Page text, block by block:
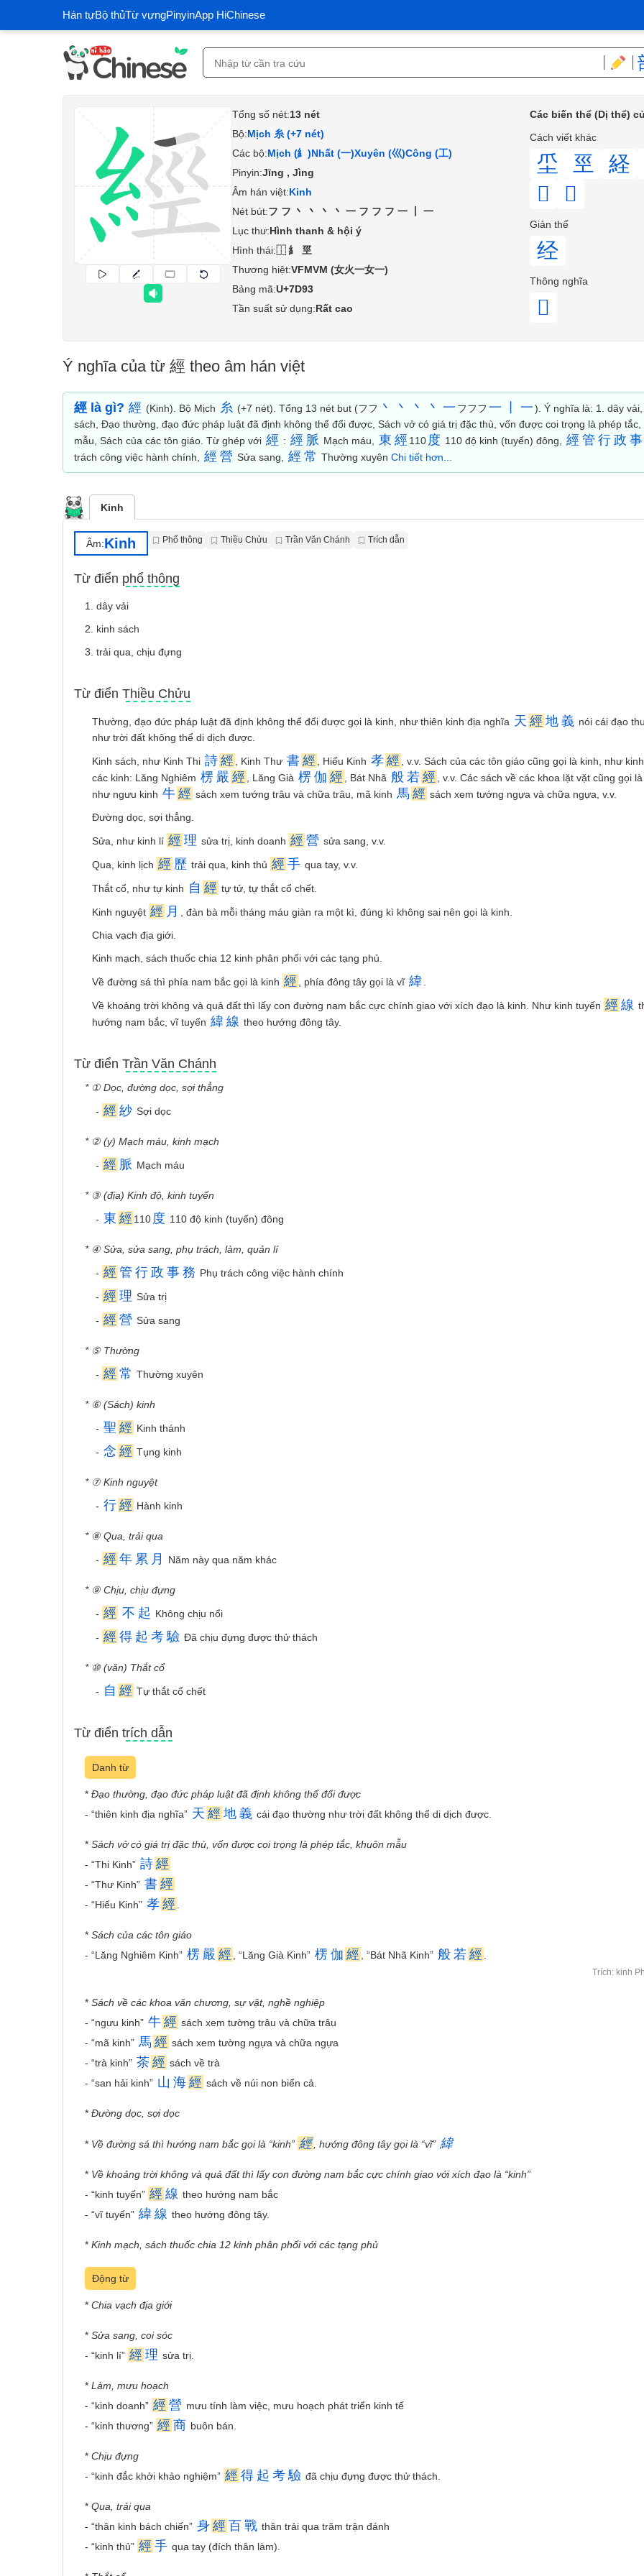
Hán tựBộ thủTừ vựngPinyinApp HiChinese
Tổng số nét:13 nét
Bộ:Mịch 糸 (+7 nét)
Các bộ:Mịch (糹)Nhất (一)Xuyên (巛)Công (工)
Pinyin:Jīng , Jìng
Âm hán việt:Kinh
Nét bút:フフ丶丶丶丶一フフフ一丨一
Lục thư:Hình thanh & hội ý
Hình thái:⿰糹巠
Thương hiệt:VFMVM (女火一女一)
Bảng mã:U+7D93
Tần suất sử dụng:Rất cao
Các biến thể (Dị thể)
Cách viết khác
坕 巠
経
𤔕
𦀰
Giản thể
经
Thông nghĩa
𦀇
Ý nghĩa của từ 經 theo âm hán việt
經 là gì? 經 (Kinh). Bộ Mịch 糸 (+7 nét). Tổng 13 nét but (フフ 丶 丶 丶 丶 一 フフフ一 一). Ý nghĩa là: 1. dây
sách, Đạo thường, đạo đức pháp luật đã định không thể đổi được, Sách vở có giá trị đặc thù, vốn được coi trọng là phép tắc,
mẫu, Sách của các tôn giáo. Từ ghép với 經 : 經 脈 Mạch máu, 東 經 110 度 110 độ kinh (tuyến) đông, 經 管 行 政 事
trách công việc hành chính, 經 營 Sửa sang, 經 常 Thường xuyên Chi tiết hơn...
Kinh
Âm:Kinh Phổ thông Thiều Chửu Trần Văn Chánh Trích dẫn
Từ điển phổ thông
1. dây vải
2. kinh sách
3. trải qua, chịu đựng
Từ điển Thiều Chửu
Thường, đạo đức pháp luật đã định không thể đổi được gọi là kinh, như thiên kinh địa nghĩa 天 經 地 義 nói cái đạo
như trời đất không thể di dịch được.
Kinh sách, như Kinh Thi 詩 經 , Kinh Thư 書 經 , Hiếu Kinh 孝 經
, v.v. Sách của các tôn giáo cũng gọi là kinh, như
các kinh: Lăng Nghiêm 楞 嚴 經 , Lăng Già 楞 伽 經 , Bát Nhã 般 若 經
, v.v. Các sách về các khoa lặt vặt cũng gọi
như ngưu kinh 牛 經 sách xem tướng trâu và chữa trâu, mã kinh 馬 經 sách xem tướng ngựa và chữa ngựa, v.v.
Ðường dọc, sợi thẳng.
Sửa, như kinh lí 經 理 sửa trị, kinh doanh 經 營 sửa sang, v.v.
Qua, kinh lịch 經 歷 trải qua, kinh thủ 經 手 qua tay, v.v.
Thắt cổ, như tự kinh 自 經 tự tử, tự thắt cổ chết.
Kinh nguyệt 經 月
, đàn bà mỗi tháng máu giàn ra một kì, đúng kì không sai nên gọi là kinh.
Chia vạch địa giới.
Kinh mạch, sách thuốc chia 12 kinh phân phối với các tạng phủ.
Về đường sá thì phía nam bắc gọi là kinh 經 , phía đông tây gọi là vĩ 緯
Về khoảng trời không và quả đất thì lấy con đường nam bắc cực chính giao với xích đạo là kinh. Như kinh tuyến 經 線
hướng nam bắc, vĩ tuyến 緯 線 theo hướng đông tây.
Từ điển Trần Văn Chánh
* ① Dọc, đường dọc, sợi thẳng
- 經 紗 Sợi dọc
* ② (y) Mạch máu, kinh mạch
- 經 脈 Mạch máu
* ③ (địa) Kinh độ, kinh tuyến
- 東 經 110 度 110 độ kinh (tuyến) đông
* ④ Sửa, sửa sang, phụ trách, làm, quản lí
- 經 管 行 政 事 務 Phụ trách công việc hành chính
- 經 理 Sửa trị
- 經 營 Sửa sang
* ⑤ Thường
- 經 常 Thường xuyên
* ⑥ (Sách) kinh
- 聖 經 Kinh thánh
- 念 經 Tụng kinh
* ⑦ Kinh nguyệt
- 行 經 Hành kinh
* ⑧ Qua, trải qua
- 經 年 累 月 Năm này qua năm khác
* ⑨ Chịu, chịu đựng
- 經 不 起 Không chịu nổi
- 經 得 起 考 驗 Đã chịu đựng được thử thách
* ⑩ (văn) Thắt cổ
- 自 經 Tự thắt cổ chết
Từ điển trích dẫn
Danh từ
* Đạo thường, đạo đức pháp luật đã định không thể đổi được
- “thiên kinh địa nghĩa” 天 經 地 義 cái đạo thường như trời đất không thể di dịch được.
* Sách vở có giá trị đặc thù, vốn được coi trọng là phép tắc, khuôn mẫu
- “Thi Kinh” 詩 經
- “Thư Kinh” 書 經
- “Hiếu Kinh” 孝 經
* Sách của các tôn giáo
- “Lăng Nghiêm Kinh” 楞 嚴 經 , “Lăng Già Kinh” 楞 伽 經 , “Bát Nhã Kinh” 般 若 經
Trích: kinh
* Sách về các khoa văn chương, sự vật, nghề nghiệp
- “ngưu kinh” 牛 經 sách xem tường trâu và chữa trâu
- “mã kinh” 馬 經 sách xem tường ngựa và chữa ngựa
- “trà kinh” 茶 經 sách về trà
- “san hải kinh” 山 海 經 sách về núi non biển cả.
* Đường dọc, sợi dọc
* Về đường sá thì hướng nam bắc gọi là “kinh” 經 , hướng đông tây gọi là “vĩ” 緯
* Về khoảng trời không và quả đất thì lấy con đường nam bắc cực chính giao với xích đạo là “kinh”
- “kinh tuyến” 經 線 theo hướng nam bắc
- “vĩ tuyến” 緯 線 theo hướng đông tây.
* Kinh mạch, sách thuốc chia 12 kinh phân phối với các tạng phủ
Động từ
* Chia vạch địa giới
* Sửa sang, coi sóc
- “kinh lí” 經 理 sửa trị.
* Làm, mưu hoạch
- “kinh doanh” 經 營 mưu tính làm việc, mưu hoạch phát triển kinh tế
- “kinh thương” 經 商 buôn bán.
* Chịu đựng
- “kinh đắc khởi khảo nghiệm” 經 得 起 考 驗 đã chịu đựng được thử thách.
* Qua, trải qua
- “thân kinh bách chiến” 身 經 百 戰 thân trải qua trăm trận đánh
- “kinh thủ” 經 手 qua tay (đích thân làm).